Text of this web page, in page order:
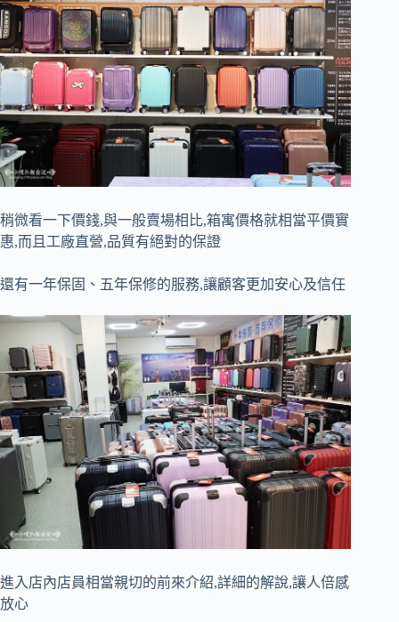
稍微看一下價錢,與一般賣場相比,箱寓價格就相當平價實
惠,而且工廠直營,品質有絕對的保證
還有一年保固、五年保修的服務,讓顧客更加安心及信任
進入店內店員相當親切的前來介紹,詳細的解說,讓人倍感
放心